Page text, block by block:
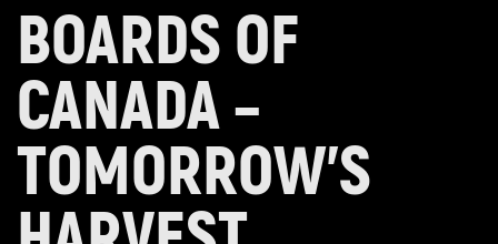
BOARDS OF
CANADA –
TOMORROW’S